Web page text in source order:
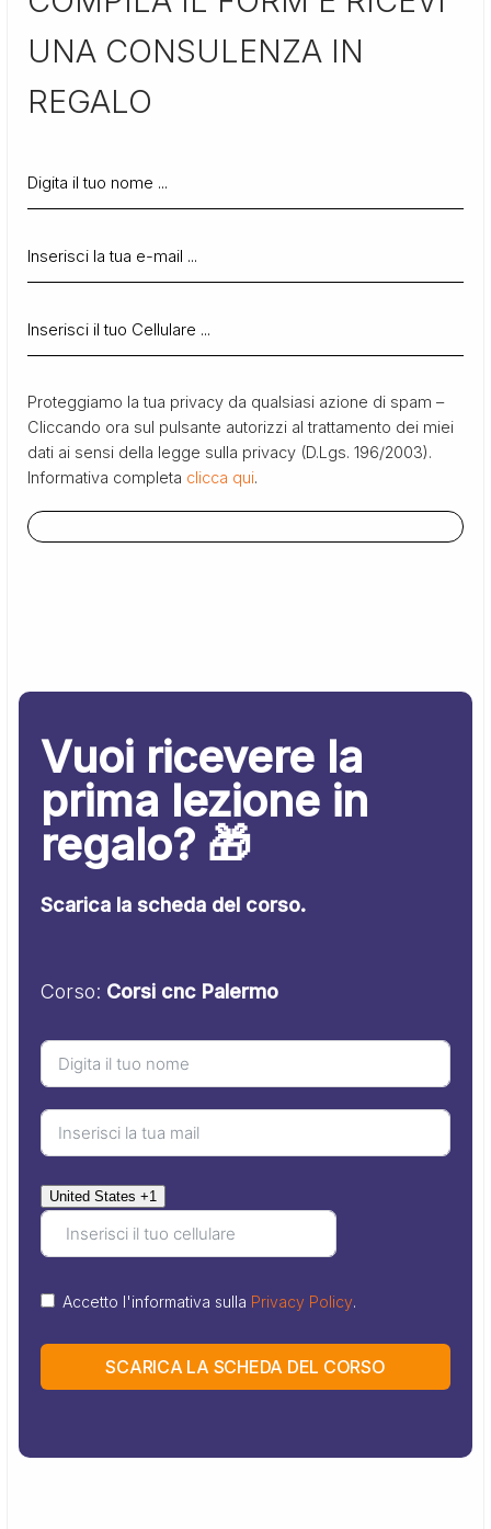
UNA CONSULENZA IN
REGALO
Proteggiamo la tua privacy da qualsiasi azione di spam –
Cliccando ora sul pulsante autorizzi al trattamento dei miei
dati ai sensi della legge sulla privacy (D.Lgs. 196/2003).
Informativa completa clicca qui.
Vuoi ricevere la
prima lezione in
regalo? 🎁
Scarica la scheda del corso.
Corso: Corsi cnc Palermo
United States +1
Accetto l'informativa sulla Privacy Policy.
SCARICA LA SCHEDA DEL CORSO